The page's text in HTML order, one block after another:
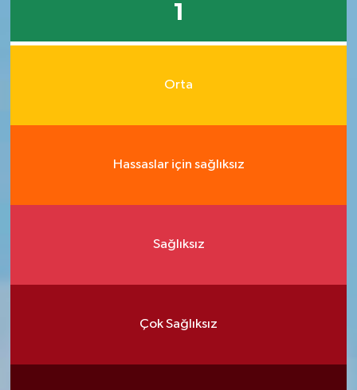
1
Orta
Hassaslar için sağlıksız
Sağlıksız
Çok Sağlıksız